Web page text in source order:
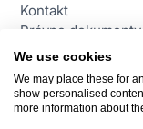
Kontakt
Právne dokumenty
Kontakt
We use cookies
We may place these for
show personalised
more information about